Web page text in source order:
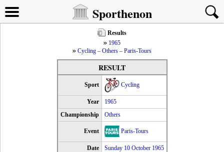
Sporthenon
Results
1965
Cycling – Others – Paris-Tours
RESULT
Sport Cycling
Year
1965
Championship
Others
Event Paris-Tours
Date
Sunday 10 October 1965